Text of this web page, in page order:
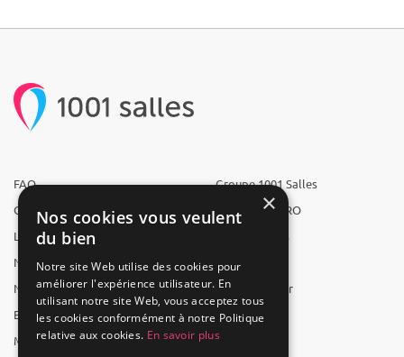
FAQ
Qui sommes-nous ?
L'équipe
Nous recrutons
Nos partenaires
Espace presse
Mentions légales
Groupe 1001 Salles
1001 Salles PRO
1001 Traiteurs
1001 Artistes
Reserverunbar
MP2
×
Nos cookies vous veulent
du bien
Notre site Web utilise des cookies pour
améliorer l'expérience utilisateur. En
utilisant notre site Web, vous acceptez tous
les cookies conformément à notre Politique
relative aux cookies. En savoir plus